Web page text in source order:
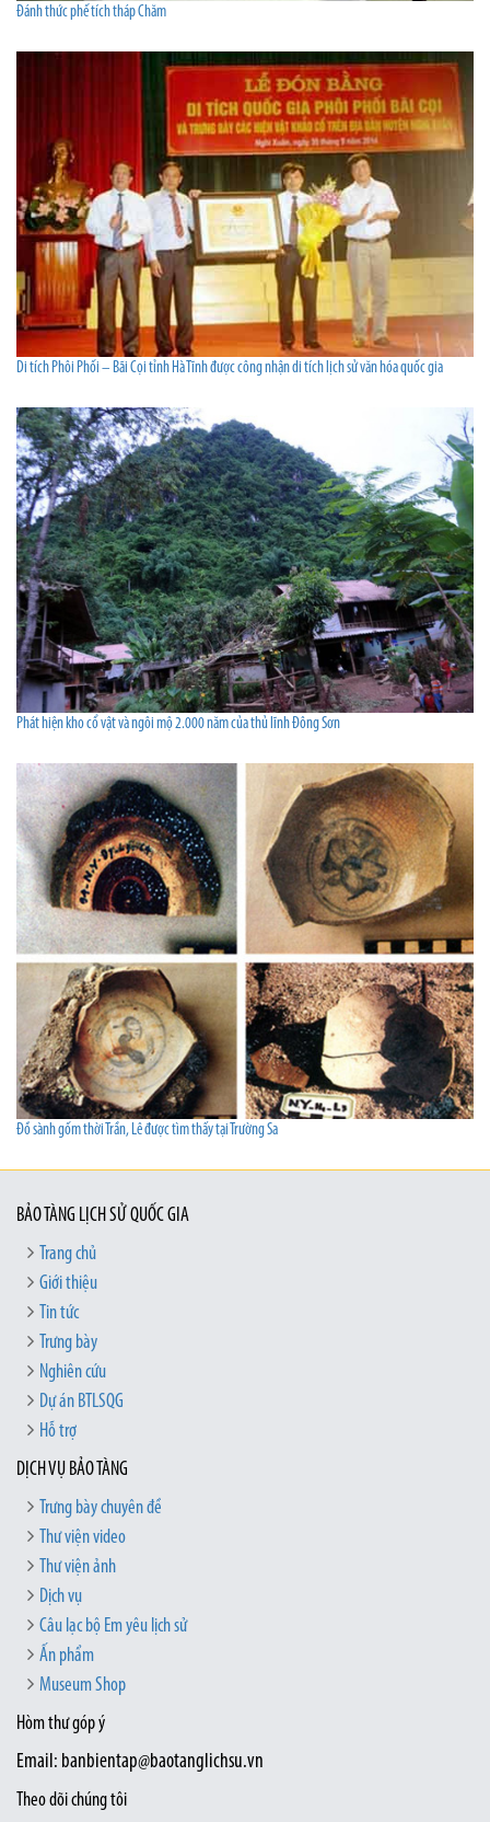
Đánh thức phế tích tháp Chăm
Di tích Phôi Phối – Bãi Cọi tỉnh Hà Tĩnh được công nhận di tích lịch sử văn hóa quốc gia
Phát hiện kho cổ vật và ngôi mộ 2.000 năm của thủ lĩnh Đông Sơn
Đồ sành gốm thời Trần, Lê được tìm thấy tại Trường Sa
BẢO TÀNG LỊCH SỬ QUỐC GIA
Trang chủ
Giới thiệu
Tin tức
Trưng bày
Nghiên cứu
Dự án BTLSQG
Hỗ trợ
DỊCH VỤ BẢO TÀNG
Trưng bày chuyên đề
Thư viện video
Thư viện ảnh
Dịch vụ
Câu lạc bộ Em yêu lịch sử
Ấn phẩm
Museum Shop
Hòm thư góp ý
Email: banbientap@baotanglichsu.vn
Theo dõi chúng tôi